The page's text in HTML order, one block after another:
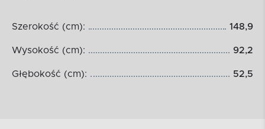
Szerokość (cm): 148,9
Wysokość (cm): 92,2
Głębokość (cm): 52,5